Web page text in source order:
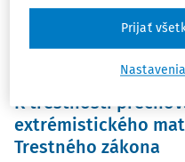
Zoradiť podľa:
Najstaršie
K trestnosti
extrémistického
Trestného zákona
Prijať